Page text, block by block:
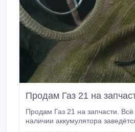
Продам Газ 21 на
Продам Газ 21 на запчасти.
наличии аккумулятора